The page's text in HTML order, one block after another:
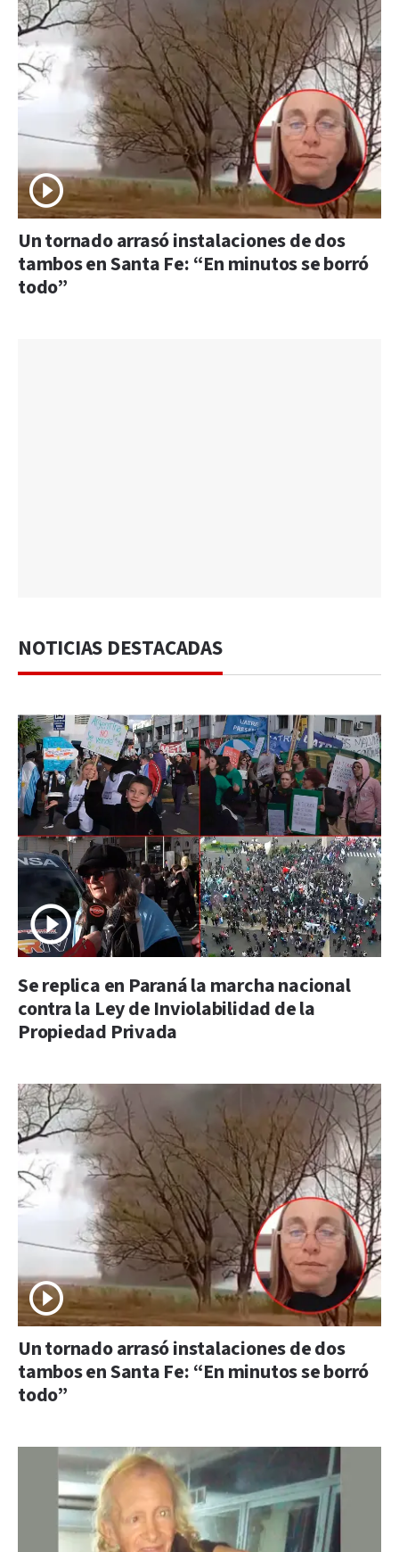
Un tornado arrasó instalaciones de dos
tambos en Santa Fe: “En minutos se borró
todo”
NOTICIAS DESTACADAS
Se replica en Paraná la marcha nacional
contra la Ley de Inviolabilidad de la
Propiedad Privada
Un tornado arrasó instalaciones de dos
tambos en Santa Fe: “En minutos se borró
todo”